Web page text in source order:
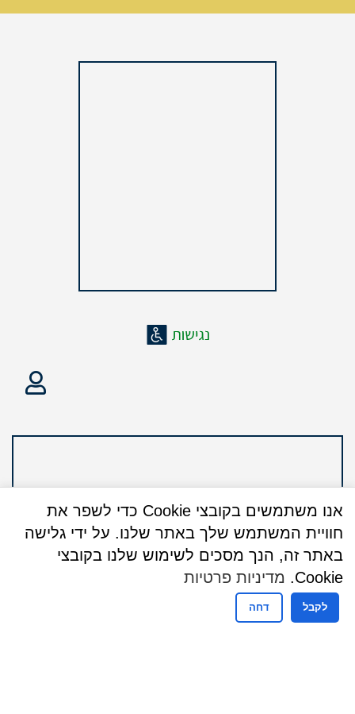
אנו משתמשים בקובצי Cookie כדי לשפר את
חוויית המשתמש שלך באתר שלנו. על ידי גלישה
באתר זה, הנך מסכים לשימוש שלנו בקובצי
Cookie.
מדיניות פרטיות
לקבל דחה